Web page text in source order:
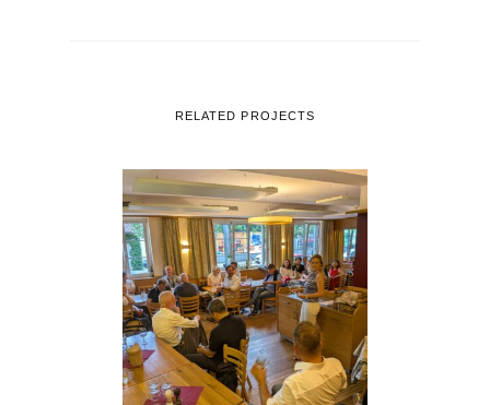
RELATED PROJECTS